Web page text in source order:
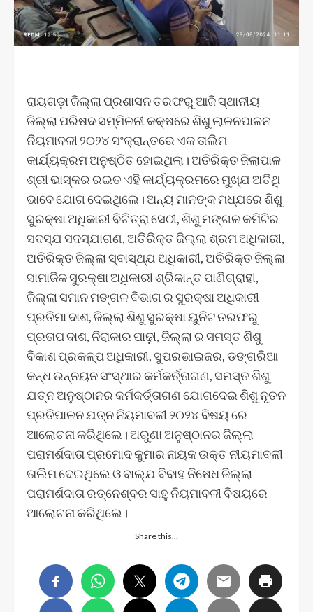
ରାୟଗଡ଼ା ଜିଲ୍ଲା ପ୍ରଶାସନ ତରଫରୁ ଆଜି ସ୍ଥାନୀୟ
ଜିଲ୍ଲା ପରିଷଦ ସମ୍ମିଳନୀ କକ୍ଷରେ ଶିଶୁ ଲାଳନପାଳନ
ନିୟମାବଳୀ ୨୦୨୪ ସଂକ୍ରାନ୍ତରେ ଏକ ତାଲିମ
କାର୍ଯ୍ୟକ୍ରମ ଅନୁଷ୍ଠିତ ହୋଇଥିଲା। ଅତିରିକ୍ତ ଜିଲାପାଳ
ଶ୍ରୀ ଭାସ୍କର ରଇତ ଏହି କାର୍ଯ୍ୟକ୍ରମରେ ମୁଖ୍ଯ ଅତିଥି
ଭାବେ ଯୋଗ ଦେଇଥିଲେ। ଅନ୍ୟ ମାନଙ୍କ ମଧ୍ଯରେ ଶିଶୁ
ସୁରକ୍ଷା ଅଧିକାରୀ ବିଚିତ୍ରା ସେଠୀ, ଶିଶୁ ମଙ୍ଗଳ କମିଟିର
ସଦସ୍ଯ ସଦସ୍ଯାଗଣ, ଅତିରିକ୍ତ ଜିଲ୍ଲା ଶ୍ରମ ଅଧିକାରୀ,
ଅତିରିକ୍ତ ଜିଲ୍ଲା ସ୍ବାସ୍ଥ୍ଯ ଅଧିକାରୀ, ଅତିରିକ୍ତ ଜିଲ୍ଲା
ସାମାଜିକ ସୁରକ୍ଷା ଅଧିକାରୀ ଶ୍ରିକାନ୍ତ ପାଣିଗ୍ରାହୀ,
ଜିଲ୍ଲା ସମାନ ମଙ୍ଗଳ ବିଭାଗ ର ସୁରକ୍ଷା ଅଧିକାରୀ
ପ୍ରତିମା ଦାଶ, ଜିଲ୍ଲା ଶିଶୁ ସୁରକ୍ଷା ୟୁନିଟ ତରଫରୁ
ପ୍ରତାପ ଦାଶ, ନିରାକାର ପାଢ଼ୀ, ଜିଲ୍ଲା ର ସମସ୍ତ ଶିଶୁ
ବିକାଶ ପ୍ରକଳ୍ପ ଅଧିକାରୀ, ସୁପରଭାଇଜର, ଡଙ୍ଗରିଆ
କନ୍ଧ ଉନ୍ନୟନ ସଂସ୍ଥାର କର୍ମକର୍ତ୍ତାଗଣ, ସମସ୍ତ ଶିଶୁ
ଯତ୍ନ ଅନୁଷ୍ଠାନର କର୍ମକର୍ତ୍ତାଗଣ ଯୋଗଦେଇ ଶିଶୁ ନୂତନ
ପ୍ରତିପାଳନ ଯତ୍ନ ନିୟମାବଳୀ ୨୦୨୪ ବିଷୟ ରେ
ଆଲୋଚନା କରିଥିଲେ। ଅରୁଣା ଅନୁଷ୍ଠାନର ଜିଲ୍ଲା
ପରାମର୍ଶଦାତା ପ୍ରମୋଦ କୁମାର ନାୟକ ଉକ୍ତ ନୀୟମାବଳୀ
ତାଲିମ ଦେଇଥିଲେ ଓ ବାଲ୍ଯ ବିବାହ ନିଷେଧ ଜିଲ୍ଲା
ପରାମର୍ଶଦାତା ରତ୍ନେଶ୍ବର ସାହୁ ନିୟମାବଳୀ ବିଷୟରେ
ଆଲୋଚନା କରିଥିଲେ।
Share this…